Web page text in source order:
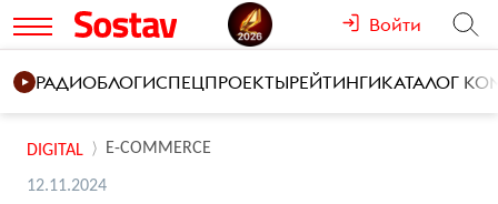
Войти
РАДИОБЛОГИСПЕЦПРОЕКТЫРЕЙТИНГИКАТАЛОГ
DIGITAL E-COMMERCE
12.11.2024